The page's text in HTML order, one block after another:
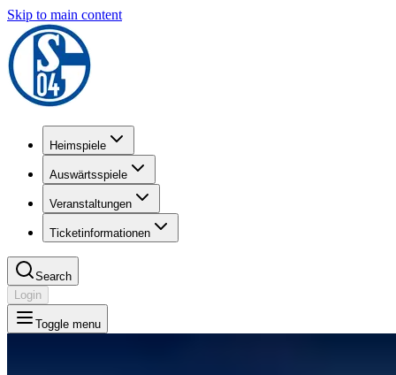
Skip to main content
Heimspiele
Auswärtsspiele
Veranstaltungen
Ticketinformationen
Search
Login
Toggle menu